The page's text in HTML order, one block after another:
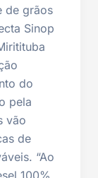
de grãos
Sinop
do
pela
vão
de
“Ao